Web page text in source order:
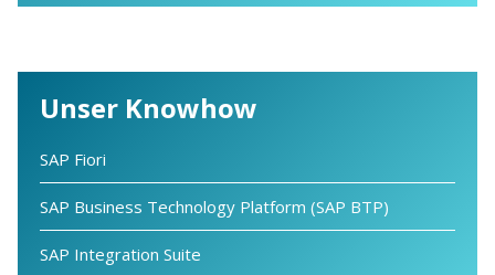
Unser Knowhow
SAP Fiori
SAP Business Technology Platform (SAP BTP)
SAP Integration Suite